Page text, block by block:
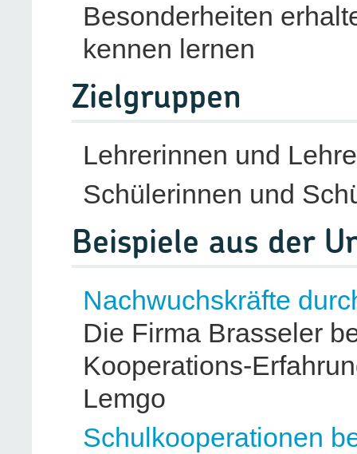
Besonderheiten
kennen lernen
Zielgruppen
Lehrerinnen und
Schülerinnen und
Beispiele aus der
Nachwuchskräfte
Die Firma Brasseler
Kooperations-
Lemgo
Schulkooperationen